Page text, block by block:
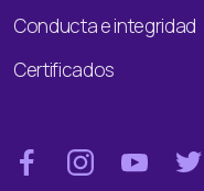
Conducta e integridad
Certificados